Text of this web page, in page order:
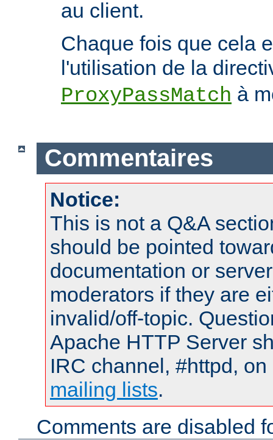
au client.
Chaque fois que cela
l'utilisation de la
ProxyPassMatch à
Commentaires
Notice:
This is not a Q&A
should be pointed
documentation or
moderators if they are
invalid/off-topic.
Apache HTTP Server
IRC channel, #httpd,
mailing lists.
Comments are disabled